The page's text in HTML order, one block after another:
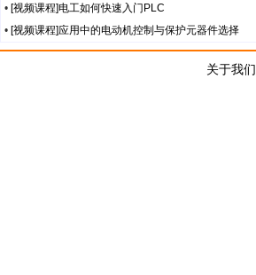
• [视频课程]电工如何快速入门PLC
• [视频课程]应用中的电动机控制与保护元器件选择
关于我们